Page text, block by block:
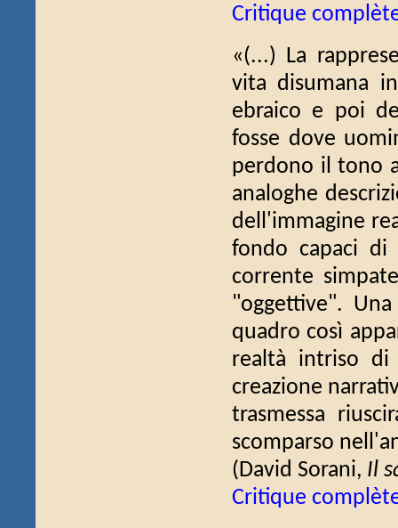
Critique
«(...) La
vita disumana
ebraico e poi
fosse dove
perdono il tono
analoghe
dell'immagine
fondo capaci di
corrente
"oggettive".
quadro così
realtà intriso di
creazione
trasmessa
scomparso
(David Sorani, Il
Critique